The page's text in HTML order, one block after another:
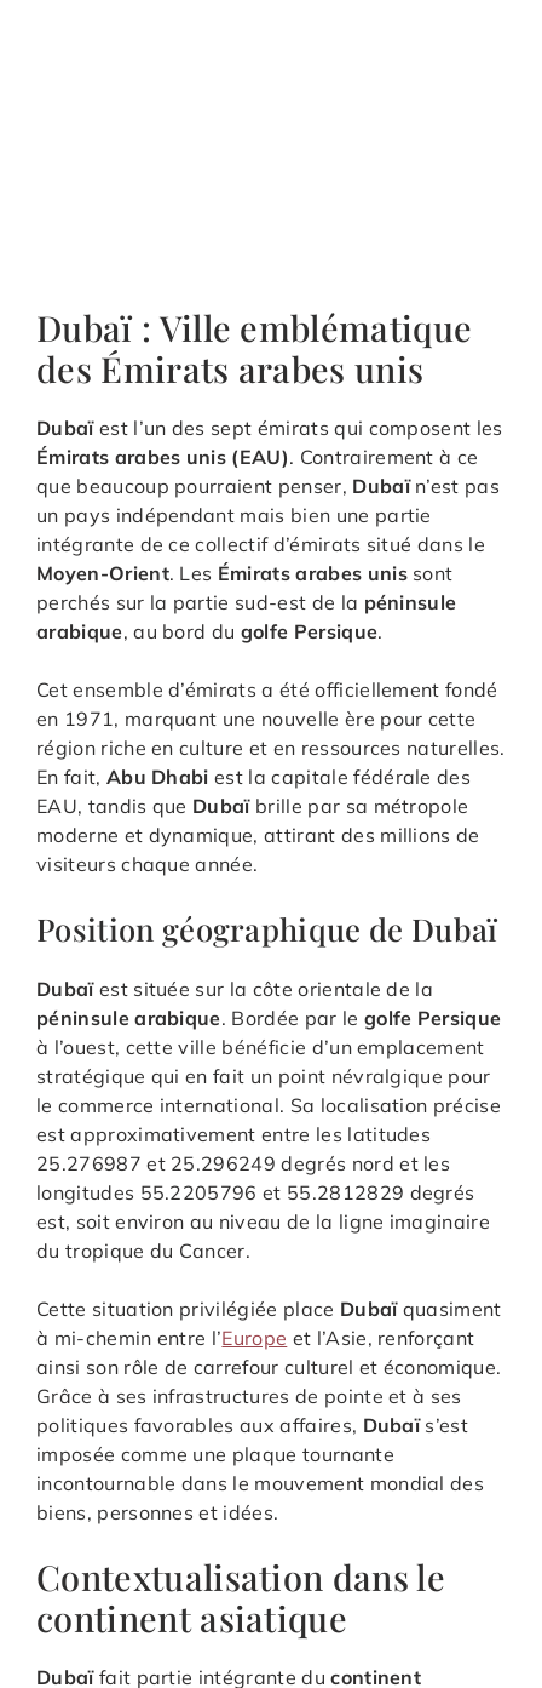
Dubaï : Ville emblématique
des Émirats arabes unis
Dubaïest l’un des sept émirats qui composent les
Émirats arabes unis (EAU). Contrairement à ce
que beaucoup pourraient penser, Dubaïn’est pas
un pays indépendant mais bien une partie
intégrante de ce collectif d’émirats situé dans le
Moyen-Orient. Les Émirats arabes unissont
perchés sur la partie sud-est de la péninsule
arabique, au bord du golfe Persique.
Cet ensemble d’émirats a été officiellement fondé
en 1971, marquant une nouvelle ère pour cette
région riche en culture et en ressources naturelles.
En fait, Abu Dhabi est la capitale fédérale des
EAU, tandis que Dubaïbrille par sa métropole
moderne et dynamique, attirant des millions de
visiteurs chaque année.
Position géographique de Dubaï
Dubaïest située sur la côte orientale de la
péninsule arabique. Bordée par le golfe Persique
à l’ouest, cette ville bénéficie d’un emplacement
stratégique qui en fait un point névralgique pour
le commerce international. Sa localisation précise
est approximativement entre les latitudes
25.276987 et 25.296249 degrés nord et les
longitudes 55.2205796 et 55.2812829 degrés
est, soit environ au niveau de la ligne imaginaire
du tropique du Cancer.
Cette situation privilégiée place Dubaïquasiment
à mi-chemin entre l’Europe et l’Asie, renforçant
ainsi son rôle de carrefour culturel et économique.
Grâce à ses infrastructures de pointe et à ses
politiques favorables aux affaires, Dubaïs’est
imposée comme une plaque tournante
incontournable dans le mouvement mondial des
biens, personnes et idées.
Contextualisation dans le
continent asiatique
Dubaïfait partie intégrante ducontinent